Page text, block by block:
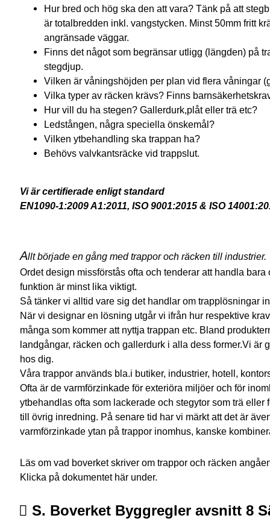
Hur bred och hög ska den att vara? Tänk på att
är totalbredden inkl. vangstycken. Minst 50mm fritt
angränsade väggar.
Finns det något som begränsar utligg (längden) på
stegdjup.
Vilken är våningshöjden per plan vid flera våningar
Vilka typer av räcken krävs? Finns
Hur vill du ha stegen? Gallerdurk,plåt eller trä etc?
Ledstången, några speciella önskemål?
Vilken ytbehandling ska trappan ha?
Behövs valvkantsräcke vid trappslut.
​​​​​​​Vi är certifierade enligt standard
EN1090-1:2009 A1:2011, ISO 9001:2015 & ISO
Allt började en gång med trappor och räcken till
Ordet design missförstås ofta och tenderar att handla
funktion är minst lika viktigt.
Så tänker vi alltid vare sig det handlar om trapplösningar
När vi designar en lösning utgår vi ifrån hur respektive
många som kommer att nyttja trappan etc. Bland
landgångar, räcken och gallerdurk i alla dess former.Vi är
hos dig.
Våra trappor används bla.i butiker, industrier, hotell,
Ofta är de varmförzinkade för exteriöra miljöer och för
ytbehandlas ofta som lackerade och stegytor som trä eller
till övrig inredning. På senare tid har vi märkt att det är
varmförzinkade ytan på trappor inomhus, kanske
Läs om vad boverket skriver om trappor och räcken
Klicka på dokumentet här under.
S. Boverket Byggregler avsnitt 8